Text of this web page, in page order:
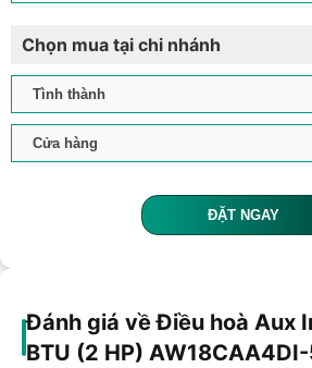
Chọn mua tại chi nhánh
ĐẶT NGAY
Đánh giá về Điều hoà Aux
BTU (2 HP)